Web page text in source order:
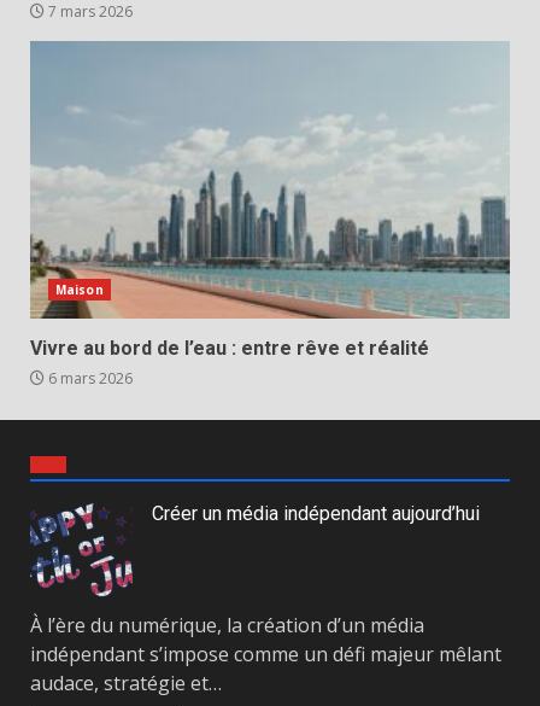
7 mars 2026
Maison
Vivre au bord de l’eau : entre rêve et réalité
6 mars 2026
Créer un média indépendant aujourd’hui
À l’ère du numérique, la création d’un média
indépendant s’impose comme un défi majeur mêlant
audace, stratégie et…